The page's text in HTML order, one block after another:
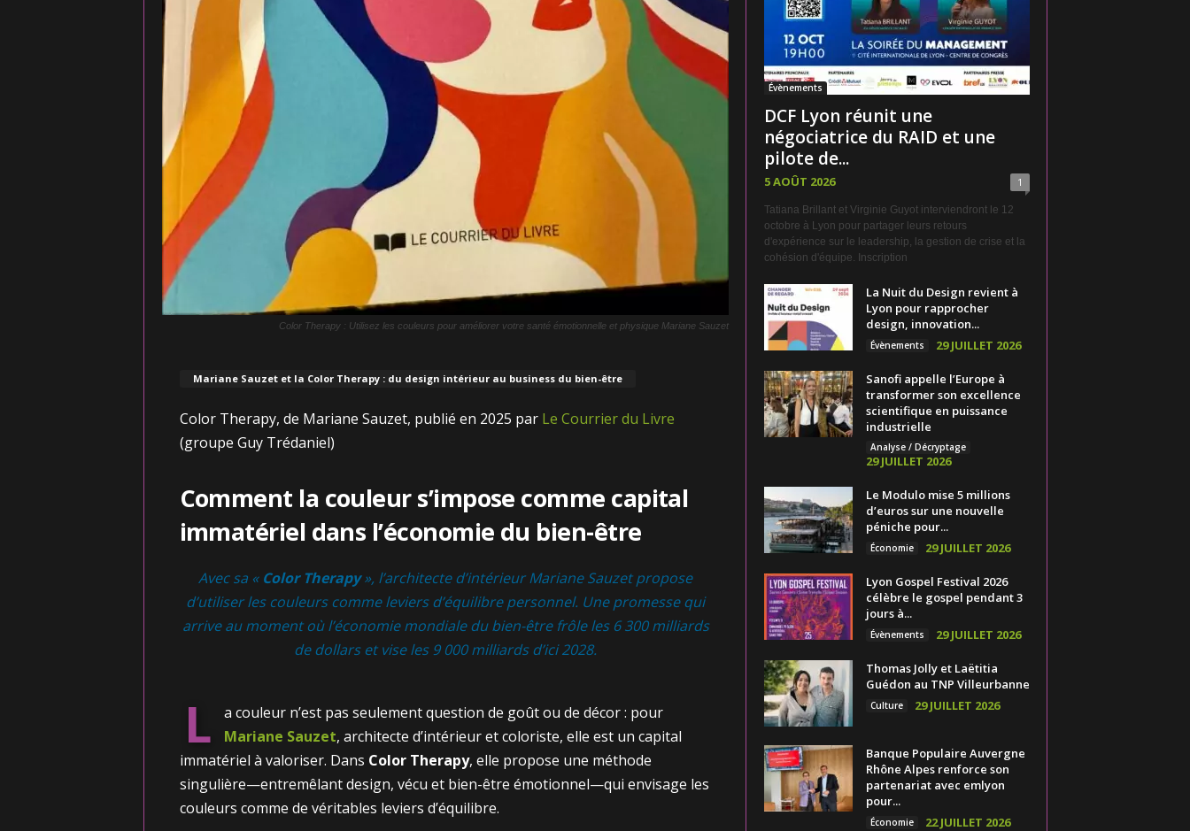
Color Therapy : Utilisez les couleurs pour améliorer votre santé émotionnelle et physique Mariane Sauzet
Mariane Sauzet et la Color Therapy : du design intérieur au business du bien-être
Color Therapy, de Mariane Sauzet, publié en 2025 par Le Courrier du Livre
(groupe Guy Trédaniel)
Comment la couleur s’impose comme capital
immatériel dans l’économie du bien-être
Avec sa « Color Therapy», l’architecte d’intérieur Mariane Sauzet propose
d’utiliser les couleurs comme leviers d’équilibre personnel. Une promesse qui
arrive au moment où l’économie mondiale du bien-être frôle les 6 300 milliards
de dollars et vise les 9 000 milliards d’ici 2028.
L
a couleur n’est pas seulement question de goût ou de décor : pour
Mariane Sauzet, architecte d’intérieur et coloriste, elle est un capital
immatériel à valoriser. Dans Color Therapy, elle propose une méthode
singulière—entremêlant design, vécu et bien-être émotionnel—qui envisage les
couleurs comme de véritables leviers d’équilibre.
Évènements
DCF Lyon réunit une
négociatrice du RAID et une
pilote de...
5 AOÛT 2026 1
Tatiana Brillant et Virginie Guyot interviendront le 12
octobre à Lyon pour partager leurs retours
d'expérience sur le leadership, la gestion de crise et la
cohésion d'équipe. Inscription
La Nuit du Design revient à
Lyon pour rapprocher
design, innovation...
Évènements 29 JUILLET 2026
Sanofi appelle l’Europe à
transformer son excellence
scientifique en puissance
industrielle
Analyse / Décryptage
29 JUILLET 2026
Le Modulo mise 5 millions
d’euros sur une nouvelle
péniche pour...
Économie 29 JUILLET 2026
Lyon Gospel Festival 2026
célèbre le gospel pendant 3
jours à...
Évènements 29 JUILLET 2026
Thomas Jolly et Laëtitia
Guédon au TNP Villeurbanne
Culture 29 JUILLET 2026
Banque Populaire Auvergne
Rhône Alpes renforce son
partenariat avec emlyon
pour...
Économie 22 JUILLET 2026